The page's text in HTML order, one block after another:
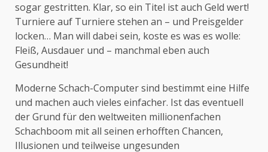
sogar gestritten. Klar, so ein Titel ist auch Geld wert!
Turniere auf Turniere stehen an – und Preisgelder
locken… Man will dabei sein, koste es was es wolle:
Fleiß, Ausdauer und – manchmal eben auch
Gesundheit!
Moderne Schach-Computer sind bestimmt eine Hilfe
und machen auch vieles einfacher. Ist das eventuell
der Grund für den weltweiten millionenfachen
Schachboom mit all seinen erhofften Chancen,
Illusionen und teilweise ungesunden